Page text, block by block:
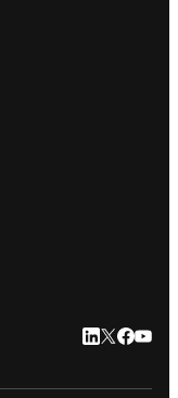
LinkedIn 打
Twitter 打